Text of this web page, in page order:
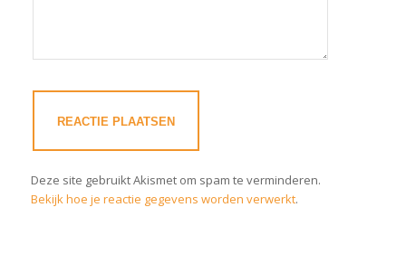
Deze site gebruikt Akismet om spam te verminderen.
Bekijk hoe je reactie gegevens worden verwerkt.